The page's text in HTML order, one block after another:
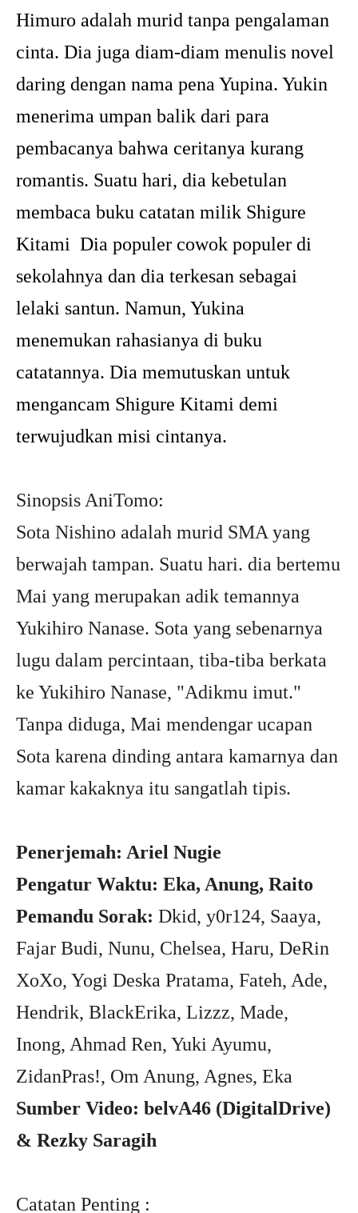
Himuro adalah murid tanpa pengalaman
cinta. Dia juga diam-diam menulis novel
daring dengan nama pena Yupina. Yukin
menerima umpan balik dari para
pembacanya bahwa ceritanya kurang
romantis. Suatu hari, dia kebetulan
membaca buku catatan milik Shigure
Kitami Dia populer cowok populer di
sekolahnya dan dia terkesan sebagai
lelaki santun. Namun, Yukina
menemukan rahasianya di buku
catatannya. Dia memutuskan untuk
mengancam Shigure Kitami demi
terwujudkan misi cintanya.
Sinopsis AniTomo:
Sota Nishino adalah murid SMA yang
berwajah tampan. Suatu hari. dia bertemu
Mai yang merupakan adik temannya
Yukihiro Nanase. Sota yang sebenarnya
lugu dalam percintaan, tiba-tiba berkata
ke Yukihiro Nanase, "Adikmu imut."
Tanpa diduga, Mai mendengar ucapan
Sota karena dinding antara kamarnya dan
kamar kakaknya itu sangatlah tipis.
Penerjemah: Ariel Nugie
Pengatur Waktu: Eka, Anung, Raito
Pemandu Sorak: Dkid, y0r124, Saaya,
Fajar Budi, Nunu, Chelsea, Haru, DeRin
XoXo, Yogi Deska Pratama, Fateh, Ade,
Hendrik, BlackErika, Lizzz, Made,
Inong, Ahmad Ren, Yuki Ayumu,
ZidanPras!, Om Anung, Agnes, Eka
Sumber Video: belvA46 (DigitalDrive)
& Rezky Saragih
Catatan Penting :